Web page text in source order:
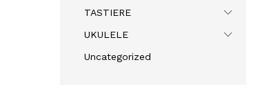
TASTIERE
UKULELE
Uncategorized